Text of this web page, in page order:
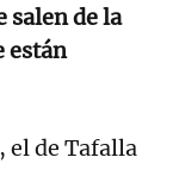
salen de la
están
el de Tafalla